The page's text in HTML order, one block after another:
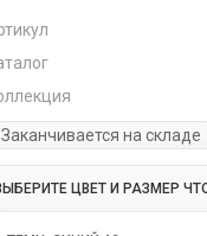
Заканчивается на складе
ЦВЕТ И РАЗМЕР